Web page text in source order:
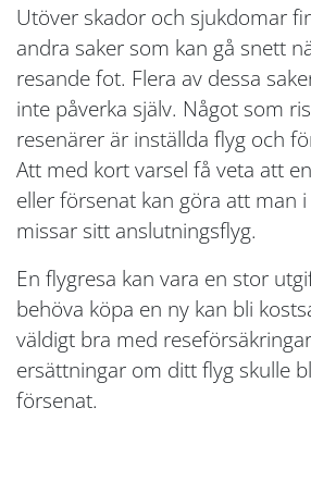
Utöver skador och sjukdomar
andra saker som kan gå snett
resande fot. Flera av dessa
inte påverka själv. Något som
resenärer är inställda flyg och
Att med kort varsel få veta att
eller försenat kan göra att man
missar sitt anslutningsflyg.
En flygresa kan vara en stor
behöva köpa en ny kan bli
väldigt bra med
ersättningar om ditt flyg skulle
försenat.